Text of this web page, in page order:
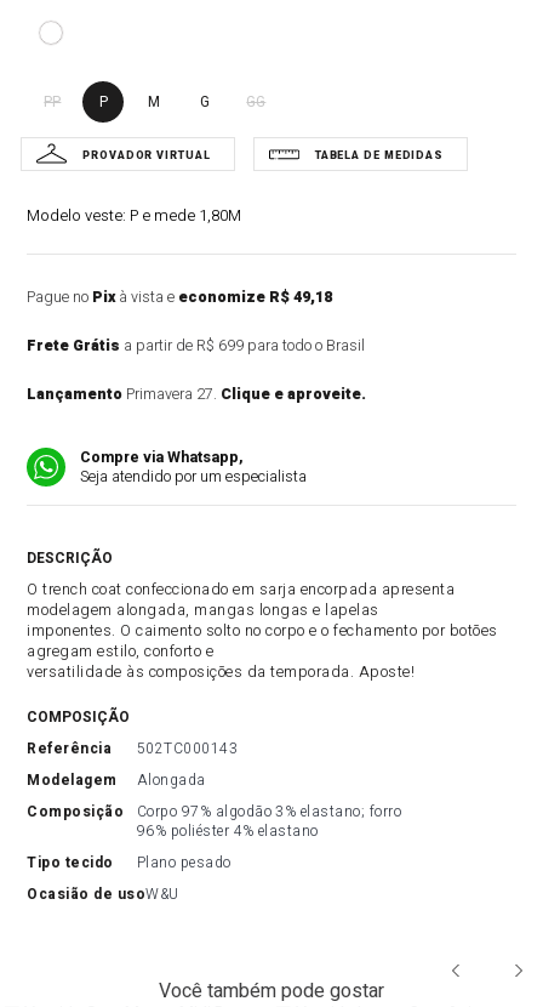
PP P M G GG
Modelo veste: P e mede 1,80M
Pague no Pixà vista e economize R$ 49,18
Frete Grátis a partir de R$ 699 para todo o Brasil
Lançamento Primavera 27. Clique e aproveite.
Compre via Whatsapp,
Seja atendido por um especialista
O trench coat confeccionado em sarja encorpada apresenta
modelagem alongada, mangas longas e lapelas
imponentes. O caimento solto no corpo e o fechamento por botões
agregam estilo, conforto e
versatilidade às composições da temporada. Aposte!
COMPOSIÇÃO
referência
502TC000143
modelagem
Alongada
composição
Corpo 97% algodão 3% elastano; forro
96% poliéster 4% elastano
tipo tecido
Plano pesado
ocasião de usoW&U
Você também pode gostar